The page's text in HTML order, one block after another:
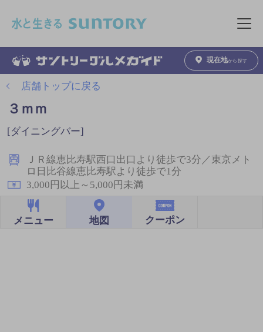
メニュ
現在地から探す
店舗トップに戻る
３ｍｍ
[ダイニングバー]
ＪＲ線恵比寿駅西口出口より徒歩で3分／東京メト
ロ日比谷線恵比寿駅より徒歩で1分
3,000円以上～5,000円未満
メニュー 地図 クーポン